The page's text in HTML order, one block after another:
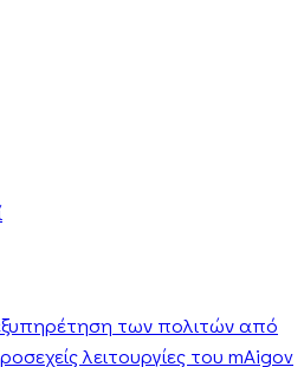
των πολιτών από
λειτουργίες του mAigov